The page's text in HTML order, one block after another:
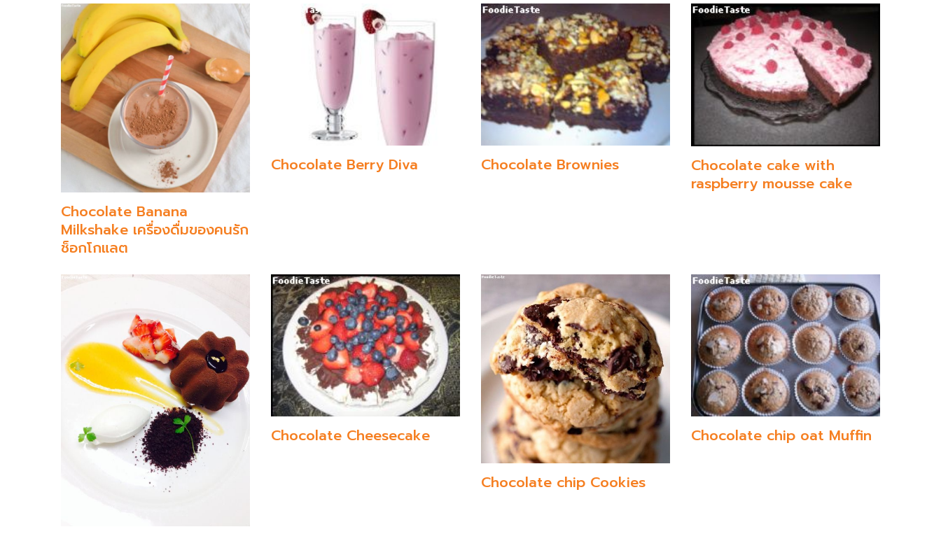
Chocolate Banana
Milkshake เครื่องดื่มของคนรัก
ช็อกโกแลต
Chocolate Berry Diva Chocolate Brownies
Chocolate cake with
raspberry mousse cake
Chocolate Cheesecake
Chocolate chip Cookies
Chocolate chip oat Muffin